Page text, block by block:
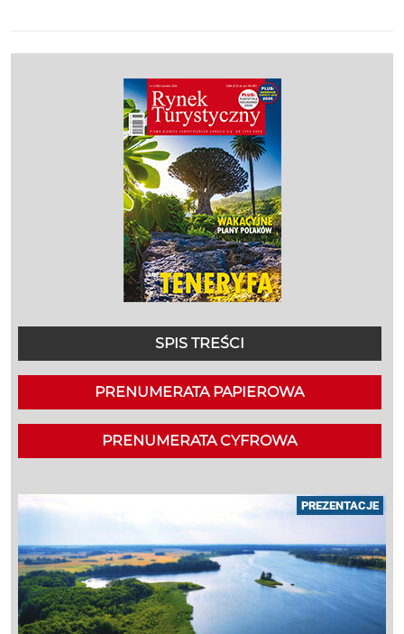
SPIS TREŚCI
PRENUMERATA PAPIEROWA
PRENUMERATA CYFROWA
PREZENTACJE